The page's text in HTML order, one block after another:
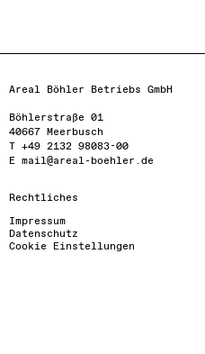
Areal Böhler Betriebs GmbH
Böhlerstraße 01
40667 Meerbusch
T +49 2132 98083-00
E mail@areal-boehler.de
Rechtliches
Impressum
Datenschutz
Cookie Einstellungen